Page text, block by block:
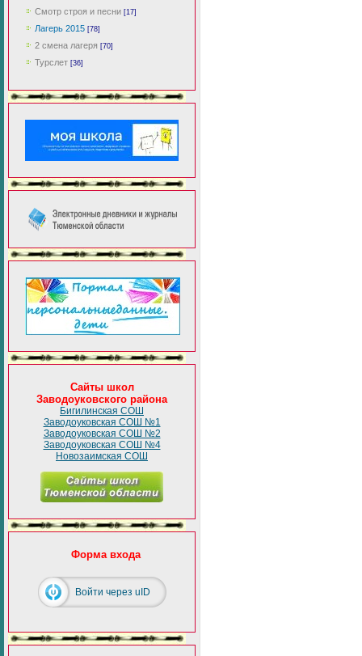
Смотр строя и песни [17]
Лагерь 2015 [78]
2 смена лагеря [70]
Турслет [36]
Сайты школ
Заводоуковского района
Бигилинская СОШ
Заводоуковская СОШ №1
Заводоуковская СОШ №2
Заводоуковская СОШ №4
Новозаимская СОШ
Форма входа
Войти через uID